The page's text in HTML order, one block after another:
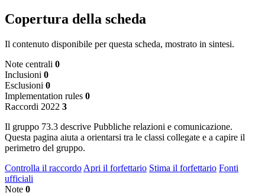
Copertura della scheda
Il contenuto disponibile per questa scheda, mostrato in sintesi.
Note centrali 0
Inclusioni 0
Esclusioni 0
Implementation rules 0
Raccordi 2022 3
Il gruppo 73.3 descrive Pubbliche relazioni e comunicazione.
Questa pagina aiuta a orientarsi tra le classi collegate e a capire il
perimetro del gruppo.
Controlla il raccordo Apri il forfettario Stima il forfettario Fonti
ufficiali
Note 0